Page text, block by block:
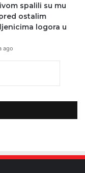
spalili su mu
ostalim
logora u
ago